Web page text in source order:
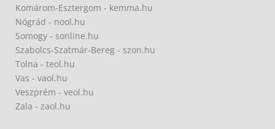
Komárom-Esztergom - kemma.hu
Nógrád - nool.hu
Somogy - sonline.hu
Szabolcs-Szatmár-Bereg - szon.hu
Tolna - teol.hu
Vas - vaol.hu
Veszprém - veol.hu
Zala - zaol.hu